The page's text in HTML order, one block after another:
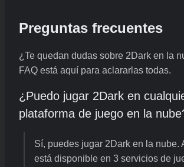
Preguntas frecuentes
¿Te quedan dudas sobre 2Dark en la
FAQ está aquí para aclararlas todas.
¿Puedo jugar 2Dark en
plataforma de juego en la
Sí, puedes jugar 2Dark en la nube.
está disponible en 3 servicios de